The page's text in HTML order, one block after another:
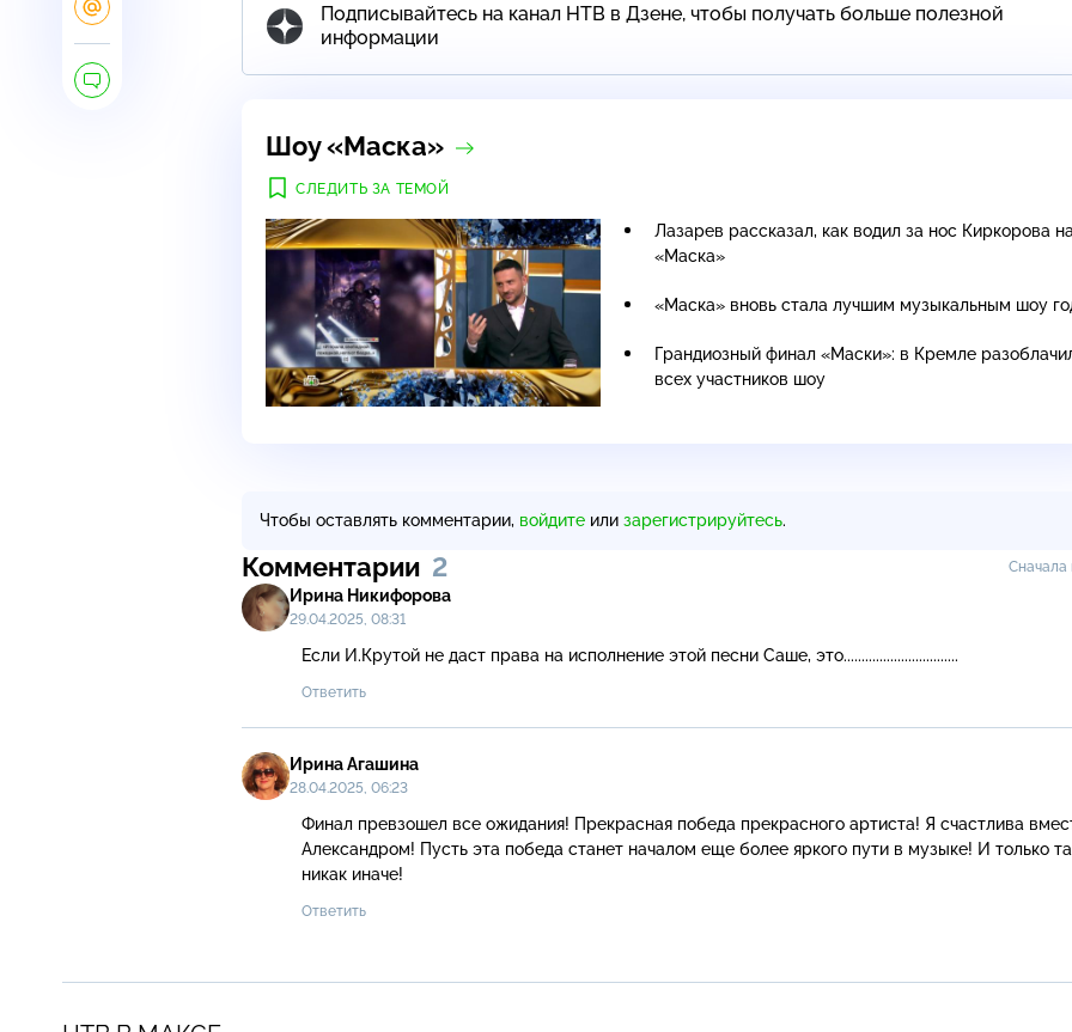
Подписывайтесь на канал НТВ в Дзене, чтобы получать больше полезной
информации
Шоу «Маска»
СЛЕДИТЬ ЗА ТЕМОЙ
Лазарев рассказал, как водил за нос Киркорова
«Маска»
«Маска» вновь стала лучшим музыкальным шоу
Грандиозный финал «Маски»: в Кремле
всех участников шоу
Чтобы оставлять комментарии, войдите или зарегистрируйтесь.
Комментарии 2 Сначала
Ирина Никифорова
29.04.2025, 08:31
Если И.Крутой не даст права на исполнение этой песни Саше, это................................
Ответить
Ирина Агашина
28.04.2025, 06:23
Финал превзошел все ожидания! Прекрасная победа прекрасного артиста! Я счастлива
Александром! Пусть эта победа станет началом еще более яркого пути в музыке! И только
никак иначе!
Ответить